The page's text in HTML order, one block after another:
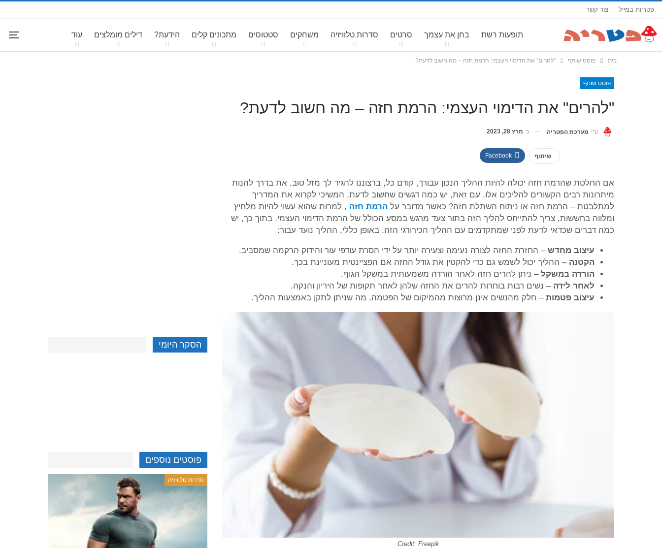
פטריות במייל צור קשר
תופעות רשת בחן את עצמך סרטים סדרות טלוויזיה משחקים סטטוסים מתכונים קלים הידעת? דילים מומלצים עוד
בית פוסט שותף "להרים" את הדימוי העצמי: הרמת חזה – מה חשוב לדעת?
פוסט שותף
"להרים" את הדימוי העצמי: הרמת חזה – מה חשוב לדעת?
ע"י מערכת הפטריה ב מרץ 28, 2023
שיתוף Facebook
אם החלטת שהרמת חזה יכולה להיות ההליך הנכון עבורך, קודם כל, ברצוננו להגיד לך מזל טוב, את בדרך להנות
מיתרונות רבים הקשורים להליכים אלו. עם זאת, יש כמה דגשים שחשוב לדעת, המשיכי לקרוא את המדריך
למתלבטת – הרמת חזה או ניתוח השתלת חזה? כאשר מדובר על הרמת חזה , למרות שהוא עשוי להיות מלחיץ
ומלווה בחששות, צריך להתייחס להליך הזה בתור צעד מרגש במסע הכולל של הרמת הדימוי העצמי. בתוך כך, יש
כמה דברים שכדאי לדעת לפני שמתקדמים עם ההליך הכירורגי הזה. באופן כללי, ההליך נועד עבור:
עיצוב מחדש – החזרת החזה לצורה נעימה וצעירה יותר על ידי הסרת עודפי עור והידוק הרקמה שמסביב.
הקטנה– ההליך יכול לשמש גם כדי להקטין את גודל החזה אם הפציינטית מעוניינת בכך.
הורדה במשקל– ניתן להרים חזה לאחר הורדה משמעותית במשקל הגוף.
לאחר לידה– נשים רבות בוחרות להרים את החזה שלהן לאחר תקופות של היריון והנקה.
עיצוב פטמות– חלק מהנשים אינן מרוצות מהמיקום של הפטמה, מה שניתן לתקן באמצעות ההליך.
Credit: Freepik
הסקר היומי
פוסטים נוספים
סדרות טלוויזיה